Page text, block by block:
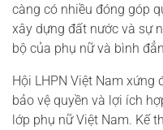
càng có nhiều đóng góp
xây dựng đất nước và sự
bộ của phụ nữ và bình
Hội LHPN Việt Nam xứng
bảo vệ quyền và lợi ích
lớp phụ nữ Việt Nam. Kế